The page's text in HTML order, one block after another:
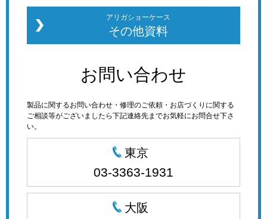
アリガショーケース
その他資料
お問い合わせ
製品に関するお問い合わせ・修理のご依頼・お店づくりに関する
ご相談等がございましたら下記連絡先までお気軽にお問合せ下さ
い。
東京
03-3363-1931
大阪